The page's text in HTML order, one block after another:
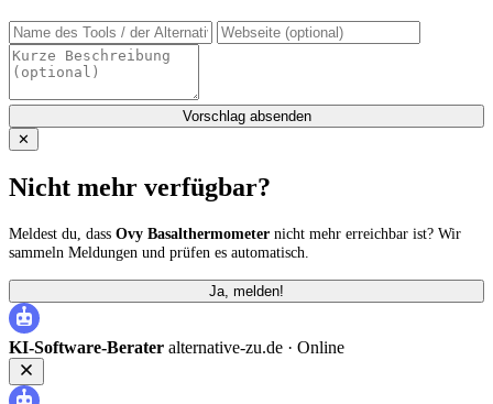
Vorschlag absenden
✕
Nicht mehr verfügbar?
Meldest du, dass Ovy Basalthermometer nicht mehr erreichbar ist? Wir
sammeln Meldungen und prüfen es automatisch.
Ja, melden!
KI-Software-Berater alternative-zu.de · Online